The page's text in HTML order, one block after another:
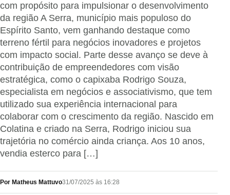
com propósito para impulsionar o desenvolvimento
da região A Serra, município mais populoso do
Espírito Santo, vem ganhando destaque como
terreno fértil para negócios inovadores e projetos
com impacto social. Parte desse avanço se deve à
contribuição de empreendedores com visão
estratégica, como o capixaba Rodrigo Souza,
especialista em negócios e associativismo, que tem
utilizado sua experiência internacional para
colaborar com o crescimento da região. Nascido em
Colatina e criado na Serra, Rodrigo iniciou sua
trajetória no comércio ainda criança. Aos 10 anos,
vendia esterco para […]
Por Matheus Mattuvo31/07/2025 às 16:28